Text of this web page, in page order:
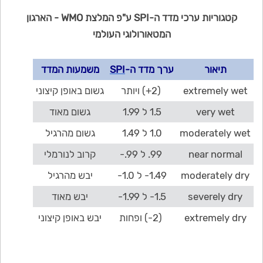
קטגוריות ערכי מדד ה-SPI ע"פ המלצת WMO - הארגון
המטאורולוגי העולמי
תיאור ערך מדד ה-SPI
משמעות המדד
extremely wet
(2+) ויותר
גשום באופן קיצוני
very wet
1.5 ל 1.99
גשום מאוד
moderately wet
1.0 ל 1.49
גשום מהרגיל
near normal
קרוב לנורמלי
moderately dry
1.49- ל 1.0-
יבש מהרגיל
severely dry
1.5- ל 1.99-
יבש מאוד
extremely dry
(2-) ופחות יבש באופן קיצוני